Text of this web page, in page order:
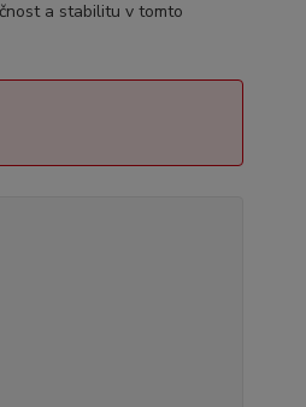
a stabilitu v tomto